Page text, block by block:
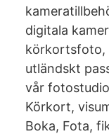
digitala
körkortsfoto,
utländskt
vår
Körkort,
Boka, Fota,